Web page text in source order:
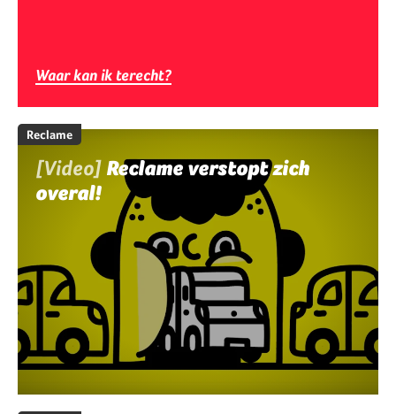
Waar kan ik terecht?
Reclame
[Video] Reclame verstopt zich
overal!